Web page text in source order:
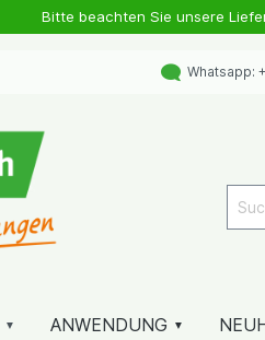
Bitte beachten Sie unsere
Whatsapp:
ANWENDUNG